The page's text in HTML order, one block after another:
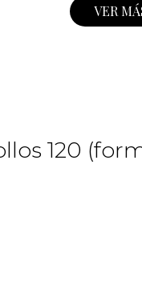
VER
120